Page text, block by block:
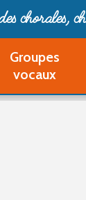
chorales,
Groupes
vocaux